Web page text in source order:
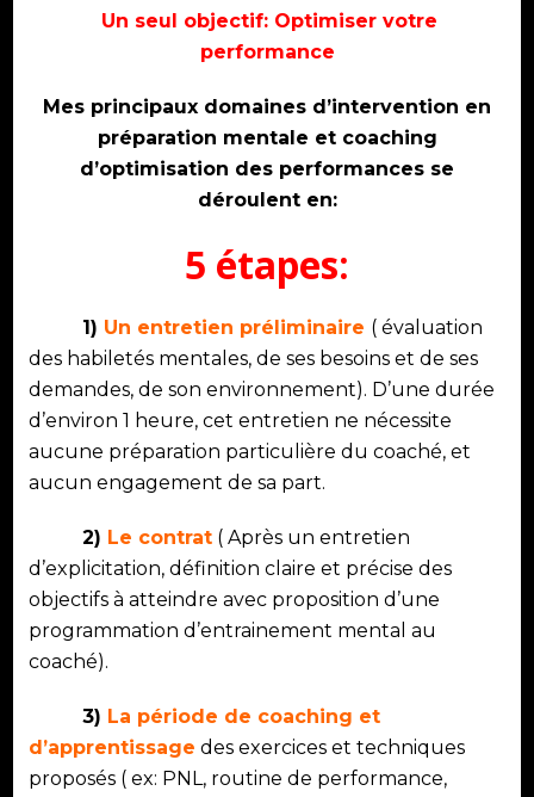
Un seul objectif: Optimiser votre
performance
Mes principaux domaines d’intervention en
préparation mentale et coaching
d’optimisation des performances se
déroulent en:
5 étapes:
1) Un entretien préliminaire ( évaluation
des habiletés mentales, de ses besoins et de ses
demandes, de son environnement). D’une durée
d’environ 1 heure, cet entretien ne nécessite
aucune préparation particulière du coaché, et
aucun engagement de sa part.
2) Le contrat( Après un entretien
d’explicitation, définition claire et précise des
objectifs à atteindre avec proposition d’une
programmation d’entrainement mental au
coaché).
3) La période de coaching et
d’apprentissage des exercices et techniques
proposés ( ex: PNL, routine de performance,